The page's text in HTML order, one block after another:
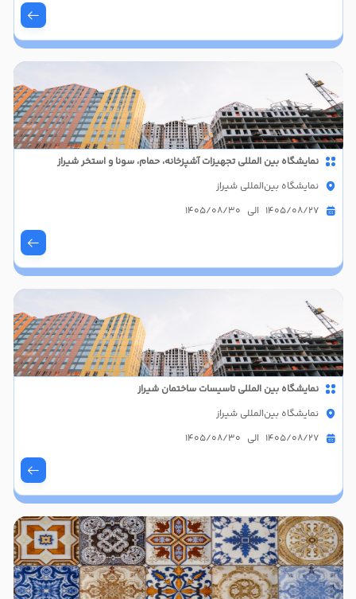
نمایشگاه بین المللی تجهیزات آشپزخانه، حمام، سونا و استخر شیراز
نمایشگاه بین‌المللی شیراز
1405/08/27 الی 1405/08/30
نمایشگاه بین المللی تاسیسات ساختمان شیراز
نمایشگاه بین‌المللی شیراز
1405/08/27 الی 1405/08/30